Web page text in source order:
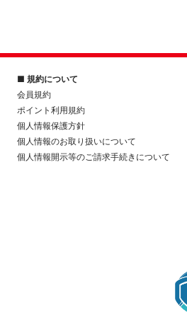
■ 規約について
会員規約
ポイント利用規約
個人情報保護方針
個人情報のお取り扱いについて
個人情報開示等のご請求手続きについて